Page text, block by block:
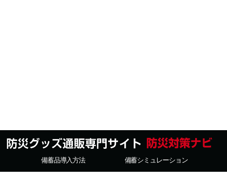
備蓄品導入方法 備蓄シミュレーション